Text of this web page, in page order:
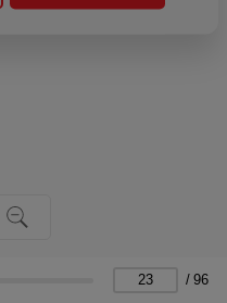
/ 96